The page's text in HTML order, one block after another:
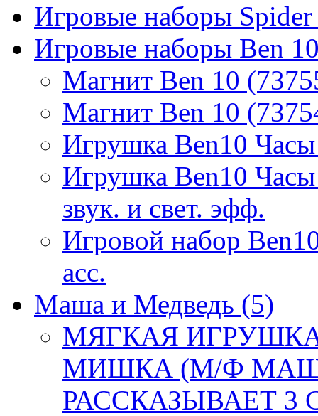
Игровые наборы
Игровые наборы Ben
Магнит Ben 10
Магнит Ben 10
Игрушка Ben10
Игрушка Ben10 Часы
звук. и свет. эфф.
Игровой набор
асс.
Маша и Медведь (5)
МЯГКАЯ
МИШКА (М/Ф
РАССКАЗЫВАЕТ 3